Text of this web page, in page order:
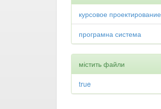
курсовое проектирование
програмна система
містить файли
true